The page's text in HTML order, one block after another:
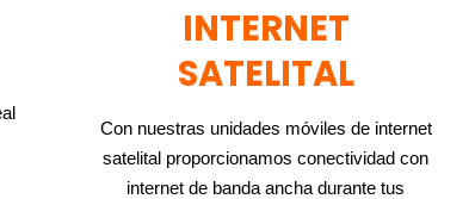
INTERNET
SATELITAL
Con nuestras unidades móviles de internet
satelital proporcionamos conectividad con
internet de banda ancha durante tus